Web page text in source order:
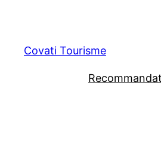
contenu
Covati Tourisme